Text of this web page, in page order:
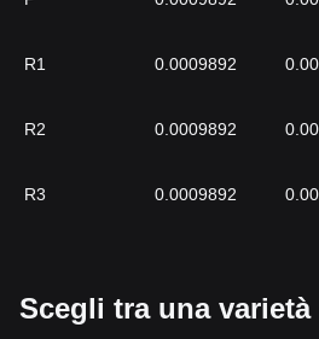
R1 0.0009892
R2 0.0009892
R3 0.0009892
Scegli tra una